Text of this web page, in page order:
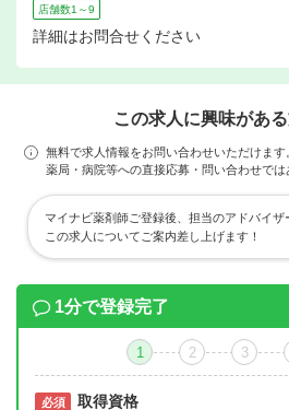
店舗数1～9
詳細はお問合せください
この求人に興味があ
無料で求人情報をお問い合わせいただけます
薬局・病院等への直接応募・問い合わせでは
マイナビ薬剤師ご登録後、担当のアドバイザ
この求人についてご案内差し上げます！
1分で登録完了
1 2 3
必須 取得資格